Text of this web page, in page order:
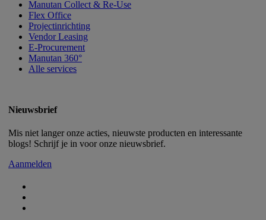
Manutan Collect & Re-Use
Flex Office
Projectinrichting
Vendor Leasing
E-Procurement
Manutan 360°
Alle services
Nieuwsbrief
Mis niet langer onze acties, nieuwste producten en interessante
blogs! Schrijf je in voor onze nieuwsbrief.
Aanmelden